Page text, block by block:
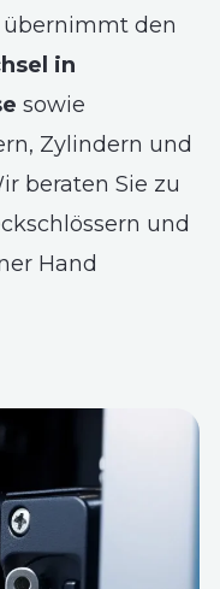
übernimmt den
in
sowie
Zylindern und
beraten Sie zu
und
Hand